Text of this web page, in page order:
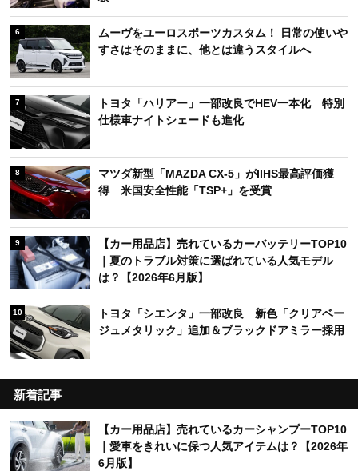
6
ムーヴをユーロスポーツカスタム！ 日常の使いや
すさはそのままに、他とは違うスタイルへ
7
トヨタ「ハリアー」一部改良でHEV一本化 特別
仕様車ナイトシェードも進化
8
マツダ新型「MAZDA CX-5」がIIHS最高評価獲
得 米国安全性能「TSP+」を受賞
9
【カー用品店】売れているカーバッテリーTOP10
｜夏のトラブル対策に選ばれている人気モデル
は？【2026年6月版】
10
トヨタ「シエンタ」一部改良 新色「クリアベー
ジュメタリック」追加＆ブラックドアミラー採用
新着記事
【カー用品店】売れているカーシャンプーTOP10
｜愛車をきれいに保つ人気アイテムは？【2026年
6月版】